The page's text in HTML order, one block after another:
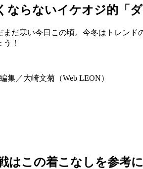
ならないイケオジ的「
だ寒い今日この頃。今冬はトレン
！
／大崎文菊（Web LEON）
はこの着こなしを参考に